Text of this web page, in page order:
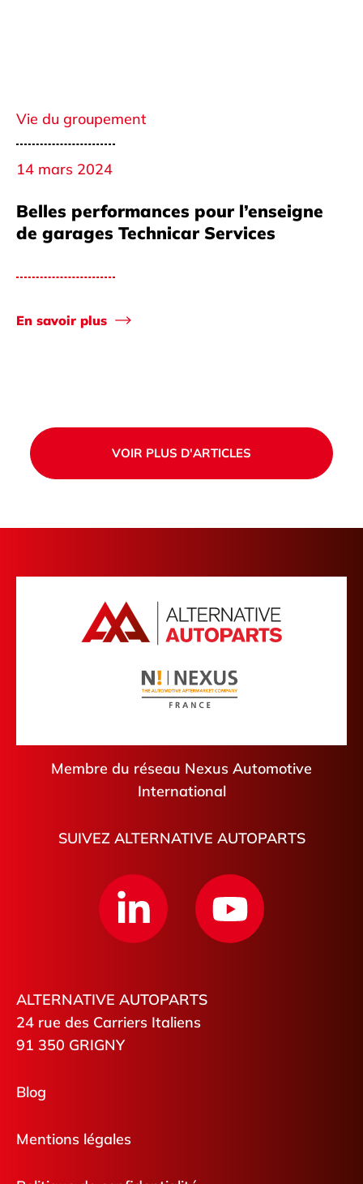
Vie du groupement
14 mars 2024
Belles performances pour l’enseigne
de garages Technicar Services
En savoir plus
VOIR PLUS D'ARTICLES
Membre du réseau Nexus Automotive
International
SUIVEZ ALTERNATIVE AUTOPARTS
ALTERNATIVE AUTOPARTS
24 rue des Carriers Italiens
91 350 GRIGNY
Blog
Mentions légales